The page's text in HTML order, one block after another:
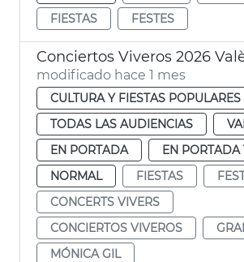
FIESTAS FESTES
Conciertos Viveros 2026
modificado hace 1 mes
CULTURA Y FIESTAS POPULARES
TODAS LAS AUDIENCIAS
EN PORTADA
EN PORTADA
NORMAL
FIESTAS
CONCERTS VIVERS
CONCIERTOS VIVEROS
MÓNICA GIL